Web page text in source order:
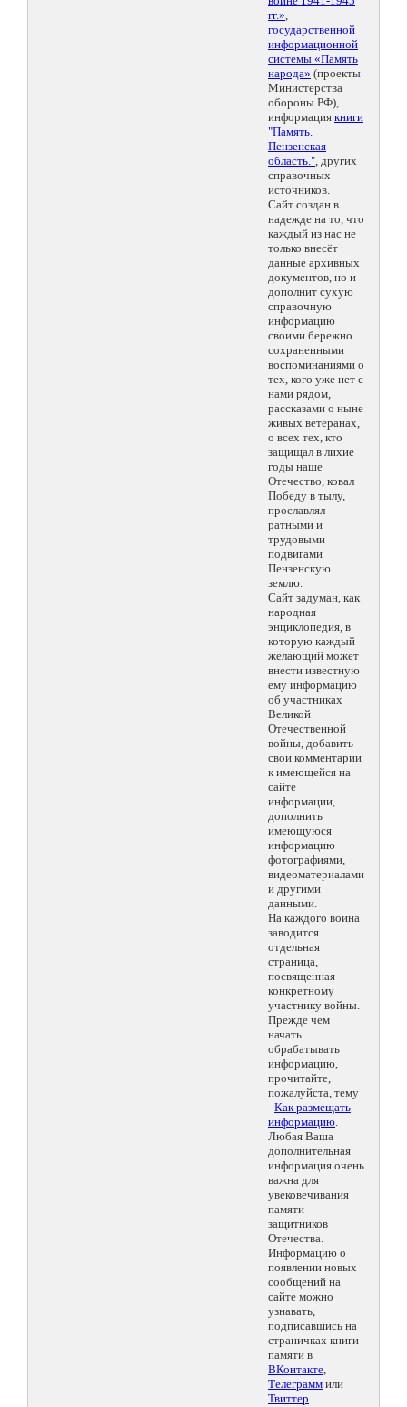
гг.»,
государственной
информационной
системы «Память
народа» (проекты
Министерства
обороны РФ),
информация книги
"Память.
Пензенская
область.", других
справочных
источников.
Сайт создан в
надежде на то, что
каждый из нас не
только внесёт
данные архивных
документов, но и
дополнит сухую
справочную
информацию
своими бережно
сохраненными
воспоминаниями о
тех, кого уже нет с
нами рядом,
рассказами о ныне
живых ветеранах,
о всех тех, кто
защищал в лихие
годы наше
Отечество, ковал
Победу в тылу,
прославлял
ратными и
трудовыми
подвигами
Пензенскую
землю.
Сайт задуман, как
народная
энциклопедия, в
которую каждый
желающий может
внести известную
ему информацию
об участниках
Великой
Отечественной
войны, добавить
свои комментарии
к имеющейся на
сайте
информации,
дополнить
имеющуюся
информацию
фотографиями,
видеоматериалами
и другими
данными.
На каждого воина
заводится
отдельная
страница,
посвященная
конкретному
участнику войны.
Прежде чем
начать
обрабатывать
информацию,
прочитайте,
пожалуйста, тему
- Как размещать
информацию.
Любая Ваша
дополнительная
информация очень
важна для
увековечивания
памяти
защитников
Отечества.
Информацию о
появлении новых
сообщений на
сайте можно
узнавать,
подписавшись на
страничках книги
памяти в
ВКонтакте,
Телеграмм или
Твиттер.